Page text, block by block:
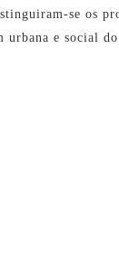
se os
urbana e social